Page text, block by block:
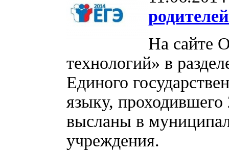
На сайте
технологий» в
Единого
языку, проходившего
высланы в
учреждения.